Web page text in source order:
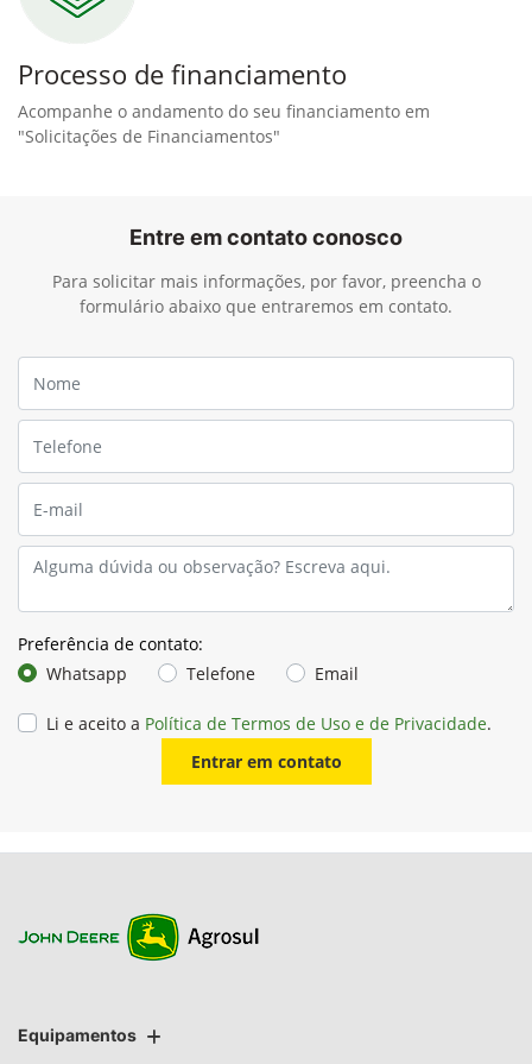
Processo de financiamento
Acompanhe o andamento do seu financiamento em
"Solicitações de Financiamentos"
Entre em contato conosco
Para solicitar mais informações, por favor, preencha o
formulário abaixo que entraremos em contato.
Preferência de contato:
Whatsapp
Telefone Email
Li e aceito a Política de Termos de Uso e de Privacidade.
Entrar em contato
Equipamentos